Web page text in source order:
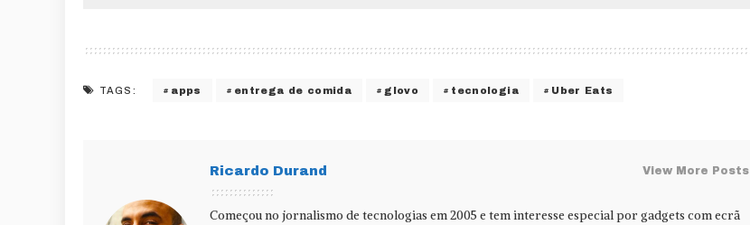
TAGS: apps entrega de comida glovo tecnologia Uber Eats
Ricardo Durand View More Posts
Começou no jornalismo de tecnologias em 2005 e tem interesse especial por gadgets com ecrã